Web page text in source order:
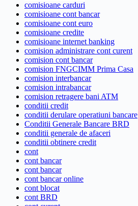
comisioane carduri
comisioane cont bancar
comisioane cont euro
comisioane credite
comisioane internet banking
comision administrare cont curent
comision cont bancar
comision FNGCIMM Prima Casa
comision interbancar
comision intrabancar
comision retragere bani ATM
conditii credit
conditii derulare operatiuni bancare
Conditii Generale Bancare BRD
conditii generale de afaceri
conditii obtinere credit
cont
cont bancar
cont bancar
cont bancar online
cont blocat
cont BRD